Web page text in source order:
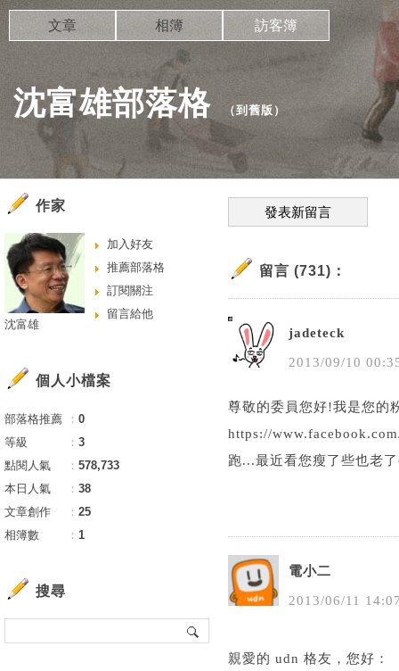
沈富雄部落格 （到舊版 ）
文章 相簿 訪客簿
發表新留言
留言 (731)：
jadeteck
2013/09/10 00:
尊敬的委員您好!我是您的
https://
跑...最近看您瘦了些也老
電小二
2013/06/11 14:
親愛的 udn 格友，您好：
作家
加入好友
推薦部落格
訂閱關注
留言給他
沈富雄
個人小檔案
部落格推薦 ： 0
等級
： 3
點閱人氣
： 578,733
本日人氣
： 38
文章創作
： 25
相簿數
： 1
搜尋